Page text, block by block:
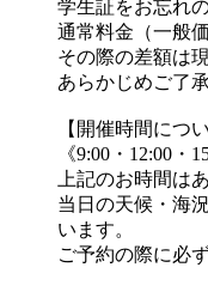
学生証をお忘れ
通常料金（一般
その際の差額は
あらかじめご了
【開催時間につ
《9:00・12:00・
上記のお時間は
当日の天候・海
います。
ご予約の際に必